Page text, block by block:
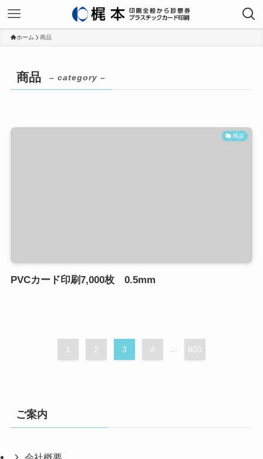
ホーム 商品
商品 – category –
商品
PVCカード印刷7,000枚 0.5mm
1 2 3 4 ... 603
ご案内